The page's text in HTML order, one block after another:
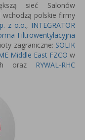
sieć Salonów
wchodzą polskie firmy
z o.o., INTEGRATOR
Filtrowentylacyjna
zagraniczne: SOLIK
Middle East FZCO w
oraz RYWAL-RHC